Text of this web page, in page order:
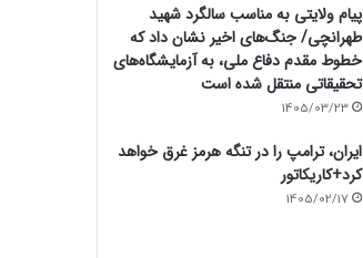
پیام ولایتی به مناسب سالگرد شهید
طهرانچی/ جنگ‌های اخیر نشان داد که
خطوط مقدم دفاع ملی، به آزمایشگاه‌های
تحقیقاتی منتقل شده است
1405/03/23
ایران، ترامپ را در تنگه هرمز غرق خواهد
کرد+کاریکاتور
1405/02/17